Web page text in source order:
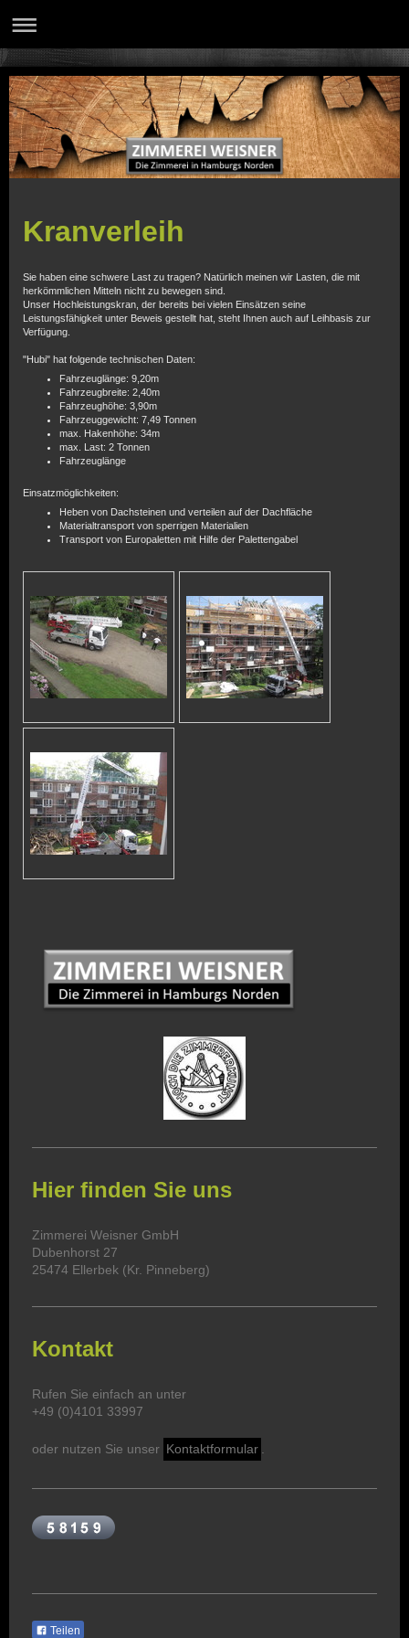
Kranverleih
Sie haben eine schwere Last zu tragen? Natürlich meinen wir Lasten, die mit
herkömmlichen Mitteln nicht zu bewegen sind.
Unser Hochleistungskran, der bereits bei vielen Einsätzen seine
Leistungsfähigkeit unter Beweis gestellt hat, steht Ihnen auch auf Leihbasis zur
Verfügung.
"Hubi" hat folgende technischen Daten:
Fahrzeuglänge: 9,20m
Fahrzeugbreite: 2,40m
Fahrzeughöhe: 3,90m
Fahrzeuggewicht: 7,49 Tonnen
max. Hakenhöhe: 34m
max. Last: 2 Tonnen
Fahrzeuglänge
Einsatzmöglichkeiten:
Heben von Dachsteinen und verteilen auf der Dachfläche
Materialtransport von sperrigen Materialien
Transport von Europaletten mit Hilfe der Palettengabel
Hier finden Sie uns
Zimmerei Weisner GmbH
Dubenhorst 27
25474 Ellerbek (Kr. Pinneberg)
Kontakt
Rufen Sie einfach an unter
+49 (0)4101 33997
oder nutzen Sie unser Kontaktformular
Teilen